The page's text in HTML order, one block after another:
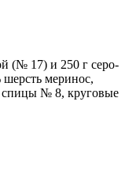
(№ 17) и 250 г серо-
меринос,
спицы № 8, круговые